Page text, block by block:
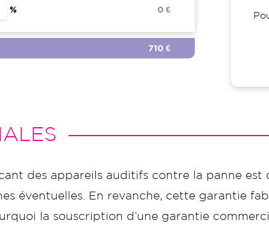
% 0 €
710 €
des appareils auditifs contre la panne
éventuelles. En revanche, cette garantie
la souscription d’une garantie